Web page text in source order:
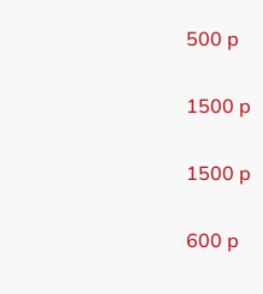
500 р
1500 р
1500 р
600 р